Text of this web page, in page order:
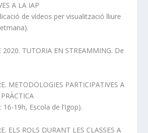
A LA IAP
de vídeos per visualització lliure
2020. TUTORIA EN STREAMMING. De
METODOLOGIES PARTICIPATIVES A
: 16-19h, Escola de l’Igop).
ELS ROLS DURANT LES CLASSES A